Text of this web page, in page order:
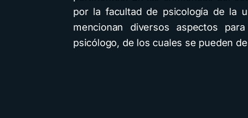
por la facultad de psicología de la
mencionan diversos aspectos
psicólogo, de los cuales se pueden